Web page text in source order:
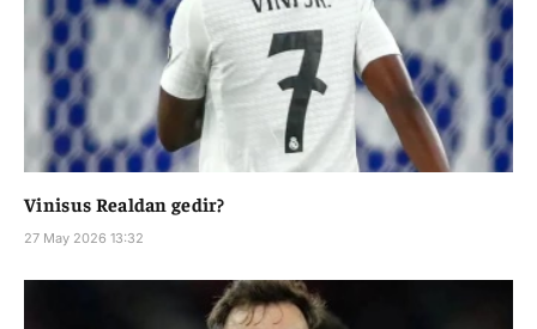
Vinisus Realdan gedir?
27 May 2026 13:32